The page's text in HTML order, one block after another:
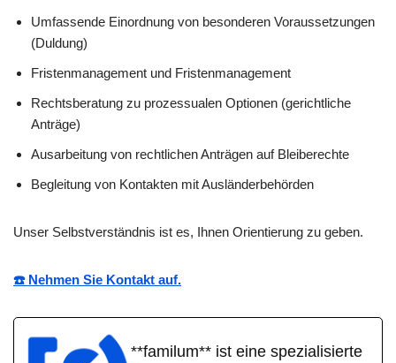
Umfassende Einordnung von besonderen Voraussetzungen
(Duldung)
Fristenmanagement und Fristenmanagement
Rechtsberatung zu prozessualen Optionen (gerichtliche
Anträge)
Ausarbeitung von rechtlichen Anträgen auf Bleiberechte
Begleitung von Kontakten mit Ausländerbehörden
Unser Selbstverständnis ist es, Ihnen Orientierung zu geben.
☎️ Nehmen Sie Kontakt auf.
**familum** ist eine spezialisierte